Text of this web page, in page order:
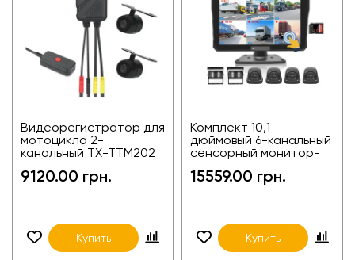
Видеорегистратор для
мотоцикла 2-
канальный TX-TTM202
9120.00 грн.
Купить
Комплект 10,1-
дюймовый 6-канальный
сенсорный монитор-
камерами 2C-1016RS
15559.00 грн.
Купить